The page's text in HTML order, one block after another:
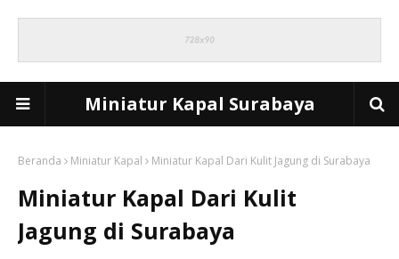
Miniatur Kapal Surabaya
Beranda Miniatur Kapal Miniatur Kapal Dari Kulit Jagung di Surabaya
Miniatur Kapal Dari Kulit
Jagung di Surabaya